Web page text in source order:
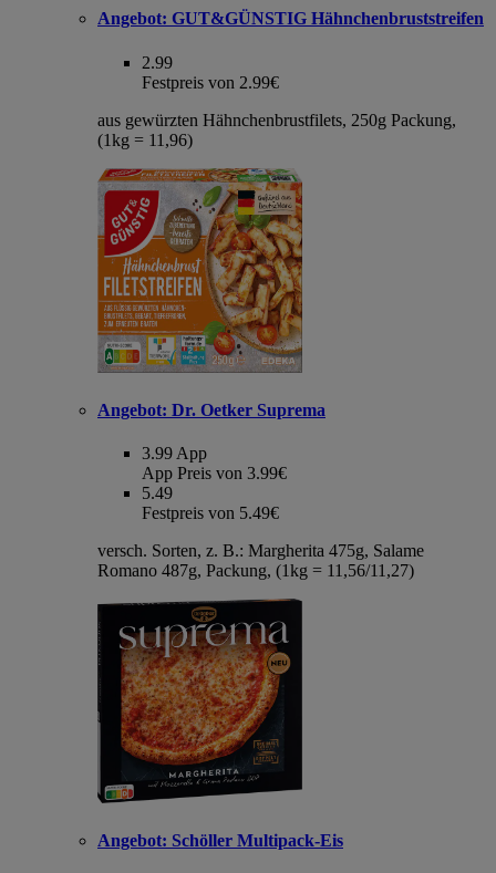
Angebot: GUT&GÜNSTIG Hähnchenbruststreifen
2.99
Festpreis von 2.99€
aus gewürzten Hähnchenbrustfilets, 250g Packung,
(1kg = 11,96)
Angebot: Dr. Oetker Suprema
3.99 App
App Preis von 3.99€
5.49
Festpreis von 5.49€
versch. Sorten, z. B.: Margherita 475g, Salame
Romano 487g, Packung, (1kg = 11,56/11,27)
Angebot: Schöller Multipack-Eis